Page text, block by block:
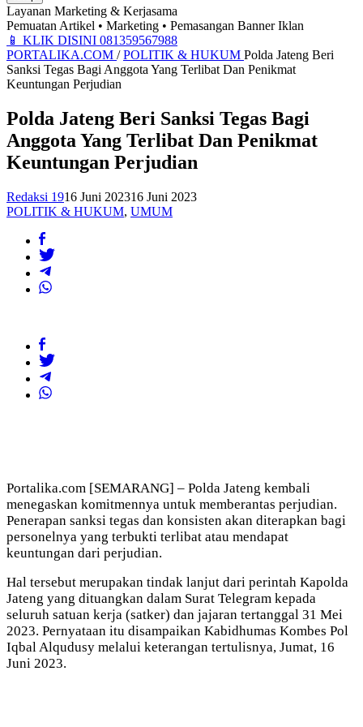
Layanan Marketing & Kerjasama
Pemuatan Artikel • Marketing • Pemasangan Banner Iklan
📱 KLIK DISINI 081359567988
PORTALIKA.COM / POLITIK & HUKUM Polda Jateng Beri
Sanksi Tegas Bagi Anggota Yang Terlibat Dan Penikmat
Keuntungan Perjudian
Polda Jateng Beri Sanksi Tegas Bagi
Anggota Yang Terlibat Dan Penikmat
Keuntungan Perjudian
Redaksi 1916 Juni 202316 Juni 2023
POLITIK & HUKUM, UMUM
Portalika.com [SEMARANG] – Polda Jateng kembali
menegaskan komitmennya untuk memberantas perjudian.
Penerapan sanksi tegas dan konsisten akan diterapkan bagi
personelnya yang terbukti terlibat atau mendapat
keuntungan dari perjudian.
Hal tersebut merupakan tindak lanjut dari perintah Kapolda
Jateng yang dituangkan dalam Surat Telegram kepada
seluruh satuan kerja (satker) dan jajaran tertanggal 31 Mei
2023. Pernyataan itu disampaikan Kabidhumas Kombes Pol
Iqbal Alqudusy melalui keterangan tertulisnya, Jumat, 16
Juni 2023.